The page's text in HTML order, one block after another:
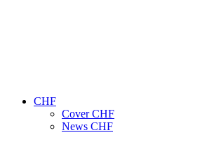
CHF
Cover CHF
News CHF